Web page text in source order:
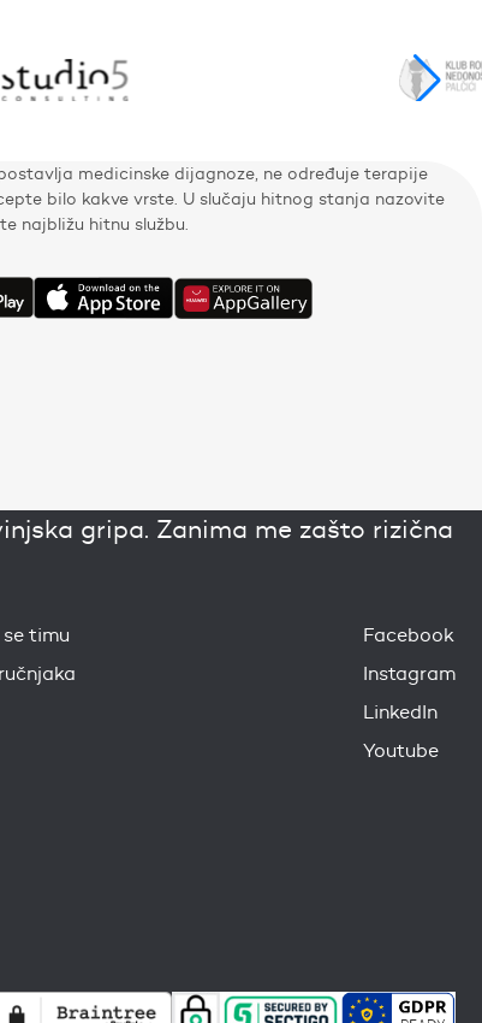
medicinske dijagnoze, ne određuje terapije
bilo kakve vrste. U slučaju hitnog stanja nazovite
najbližu hitnu službu.
gripa. Zanima me zašto rizična
timu
Facebook
Instagram
LinkedIn
Youtube